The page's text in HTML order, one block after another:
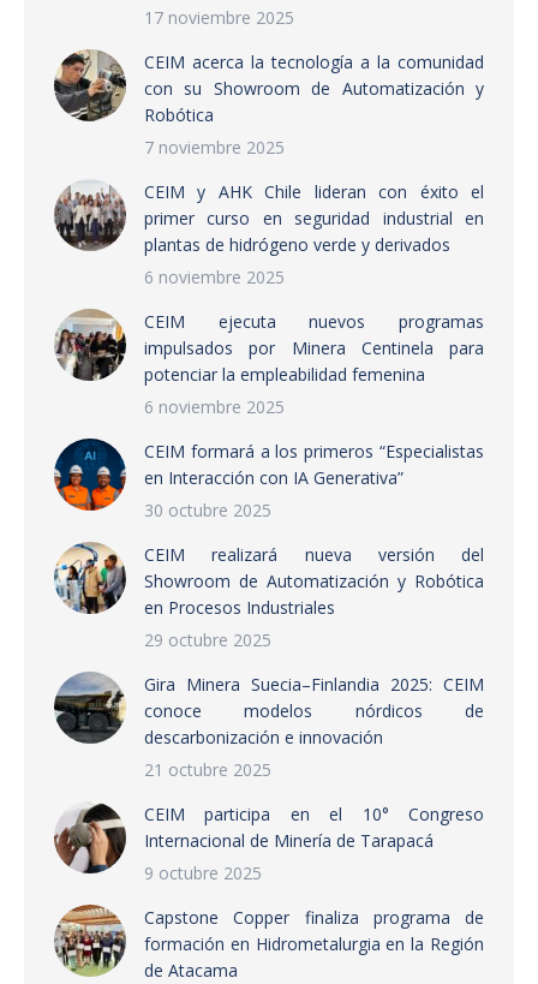
17 noviembre 2025
CEIM acerca la tecnología a la comunidad
con su Showroom de Automatización y
Robótica
7 noviembre 2025
CEIM y AHK Chile lideran con éxito el
primer curso en seguridad industrial en
plantas de hidrógeno verde y derivados
6 noviembre 2025
CEIM ejecuta nuevos programas
impulsados por Minera Centinela para
potenciar la empleabilidad femenina
6 noviembre 2025
CEIM formará a los primeros “Especialistas
en Interacción con IA Generativa”
30 octubre 2025
CEIM realizará nueva versión del
Showroom de Automatización y Robótica
en Procesos Industriales
29 octubre 2025
Gira Minera Suecia–Finlandia 2025: CEIM
conoce modelos nórdicos de
descarbonización e innovación
21 octubre 2025
CEIM participa en el 10° Congreso
Internacional de Minería de Tarapacá
9 octubre 2025
Capstone Copper finaliza programa de
formación en Hidrometalurgia en la Región
de Atacama